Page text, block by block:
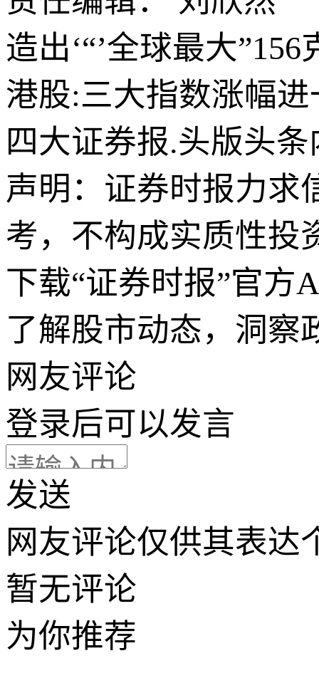
造出‘“’全球最大
港股:三大指数涨幅
四大证券报.头版头
声明：证券时报力求
考，不构成实质性投
下载“证券时报”官方
了解股市动态，洞察
网友评论
登录后可以发言
发送
网友评论仅供其表达
暂无评论
为你推荐